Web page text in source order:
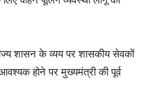
शासन के व्यय पर शासकीय सेवकों
होने पर मुख्यमंत्री की पूर्व